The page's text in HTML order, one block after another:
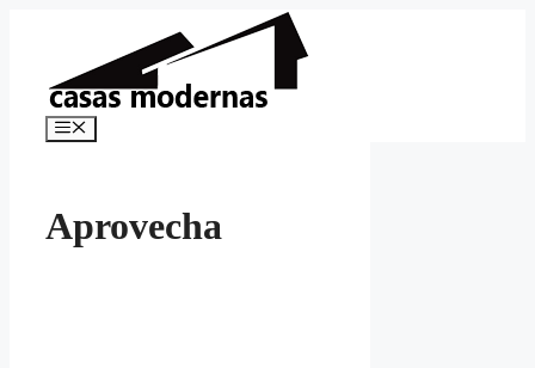
Menú
Aprovecha